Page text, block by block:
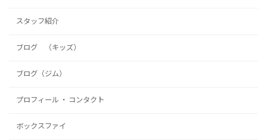
スタッフ紹介
ブログ （キッズ）
ブログ（ジム）
プロフィール ・ コンタクト
ボックスファイ